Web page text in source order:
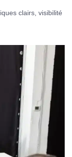
clairs, visibilité